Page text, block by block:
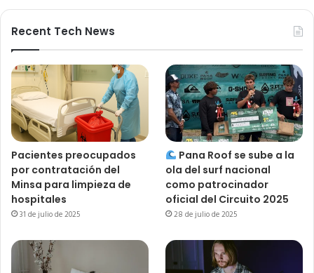
Recent Tech News
Pacientes preocupados
por contratación del
Minsa para limpieza de
hospitales
31 de julio de 2025
Pana Roof se sube a la
ola del surf nacional
como patrocinador
oficial del Circuito 2025
28 de julio de 2025